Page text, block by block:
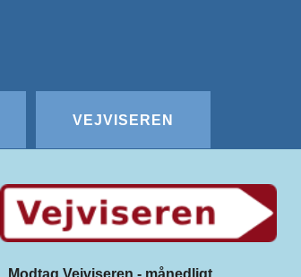
VEJVISEREN
Modtag Vejviseren - månedligt